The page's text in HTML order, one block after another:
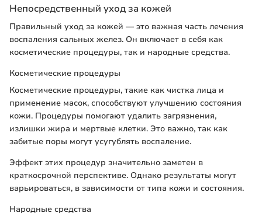
Непосредственный уход за кожей
Правильный уход за кожей — это важная часть лечения
воспаления сальных желез. Он включает в себя как
косметические процедуры, так и народные средства.
Косметические процедуры
Косметические процедуры, такие как чистка лица и
применение масок, способствуют улучшению состояния
кожи. Процедуры помогают удалить загрязнения,
излишки жира и мертвые клетки. Это важно, так как
забитые поры могут усугублять воспаление.
Эффект этих процедур значительно заметен в
краткосрочной перспективе. Однако результаты могут
варьироваться, в зависимости от типа кожи и состояния.
Народные средства